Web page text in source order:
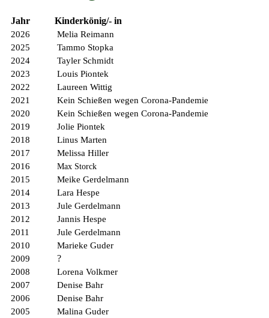
Jahr Kinderkönig/- in
2026
Melia Reimann
2025
Tammo Stopka
2024
Tayler Schmidt
2023
Louis Piontek
2022
Laureen Wittig
2021
Kein Schießen wegen Corona-Pandemie
2020
Kein Schießen wegen Corona-Pandemie
2019
Jolie Piontek
2018
Linus Marten
2017
Melissa Hiller
2016
Max Storck
2015
Meike Gerdelmann
2014
Lara Hespe
2013
Jule Gerdelmann
2012
Jannis Hespe
2011
Jule Gerdelmann
2010
Marieke Guder
2009
?
2008
Lorena Volkmer
2007
Denise Bahr
2006
Denise Bahr
2005
Malina Guder